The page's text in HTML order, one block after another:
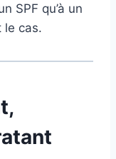
SPF qu’à un
le cas.